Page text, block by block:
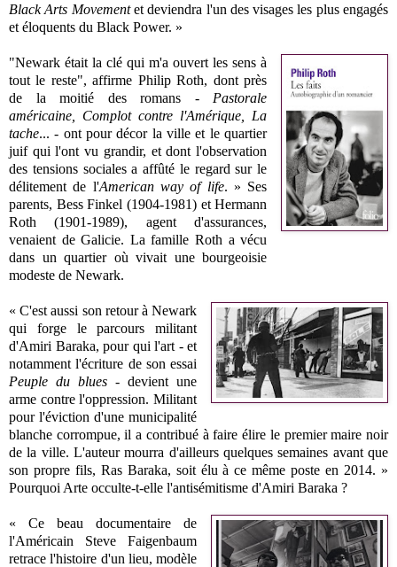
Black Arts Movementet deviendra l'un des visages les plus engagés
et éloquents du Black Power. »
"Newark était la clé qui m'a ouvert les sens à
tout le reste", affirme Philip Roth, dont près
de la moitié des romans - Pastorale
américaine, Complot contre l'Amérique, La
tache... - ont pour décor la ville et le quartier
juif qui l'ont vu grandir, et dont l'observation
des tensions sociales a affûté le regard sur le
délitement de l'American way of life. » Ses
parents, Bess Finkel (1904-1981) et Hermann
Roth (1901-1989), agent d'assurances,
venaient de Galicie. La famille Roth a vécu
dans un quartier où vivait une bourgeoisie
modeste de Newark.
« C'est aussi son retour à Newark
qui forge le parcours militant
d'Amiri Baraka, pour qui l'art - et
notamment l'écriture de son essai
Peuple du blues - devient une
arme contre l'oppression. Militant
pour l'éviction d'une municipalité
blanche corrompue, il a contribué à faire élire le premier maire noir
de la ville. L'auteur mourra d'ailleurs quelques semaines avant que
son propre fils, Ras Baraka, soit élu à ce même poste en 2014. »
Pourquoi Arte occulte-t-elle l'antisémitisme d'Amiri Baraka ?
« Ce beau documentaire de
l'Américain Steve Faigenbaum
retrace l'histoire d'un lieu, modèle